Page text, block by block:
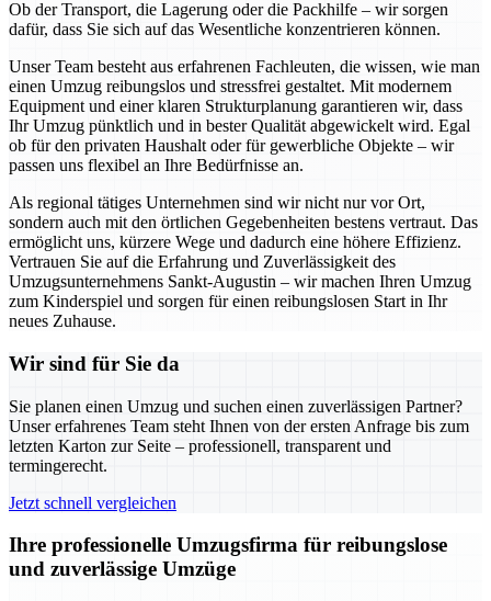
Ob der Transport, die Lagerung oder die Packhilfe – wir sorgen
dafür, dass Sie sich auf das Wesentliche konzentrieren können.
Unser Team besteht aus erfahrenen Fachleuten, die wissen, wie man
einen Umzug reibungslos und stressfrei gestaltet. Mit modernem
Equipment und einer klaren Strukturplanung garantieren wir, dass
Ihr Umzug pünktlich und in bester Qualität abgewickelt wird. Egal
ob für den privaten Haushalt oder für gewerbliche Objekte – wir
passen uns flexibel an Ihre Bedürfnisse an.
Als regional tätiges Unternehmen sind wir nicht nur vor Ort,
sondern auch mit den örtlichen Gegebenheiten bestens vertraut. Das
ermöglicht uns, kürzere Wege und dadurch eine höhere Effizienz.
Vertrauen Sie auf die Erfahrung und Zuverlässigkeit des
Umzugsunternehmens Sankt-Augustin – wir machen Ihren Umzug
zum Kinderspiel und sorgen für einen reibungslosen Start in Ihr
neues Zuhause.
Wir sind für Sie da
Sie planen einen Umzug und suchen einen zuverlässigen Partner?
Unser erfahrenes Team steht Ihnen von der ersten Anfrage bis zum
letzten Karton zur Seite – professionell, transparent und
termingerecht.
Jetzt schnell vergleichen
Ihre professionelle Umzugsfirma für reibungslose
und zuverlässige Umzüge